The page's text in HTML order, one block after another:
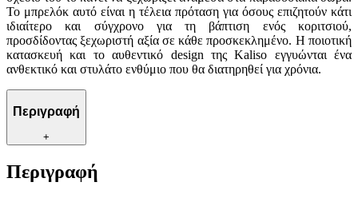
Το μπρελόκ αυτό είναι η τέλεια πρόταση για όσους επιζητούν κάτι
ιδιαίτερο και σύγχρονο για τη βάπτιση ενός κοριτσιού,
προσδίδοντας ξεχωριστή αξία σε κάθε προσκεκλημένο. Η ποιοτική
κατασκευή και το αυθεντικό design της Kaliso εγγυώνται ένα
ανθεκτικό και στυλάτο ενθύμιο που θα διατηρηθεί για χρόνια.
Περιγραφή
+
Περιγραφή